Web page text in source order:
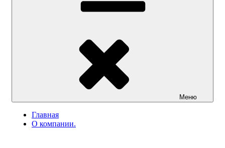
Меню
Главная
О компании.